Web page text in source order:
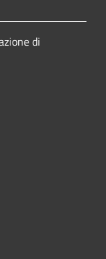
di